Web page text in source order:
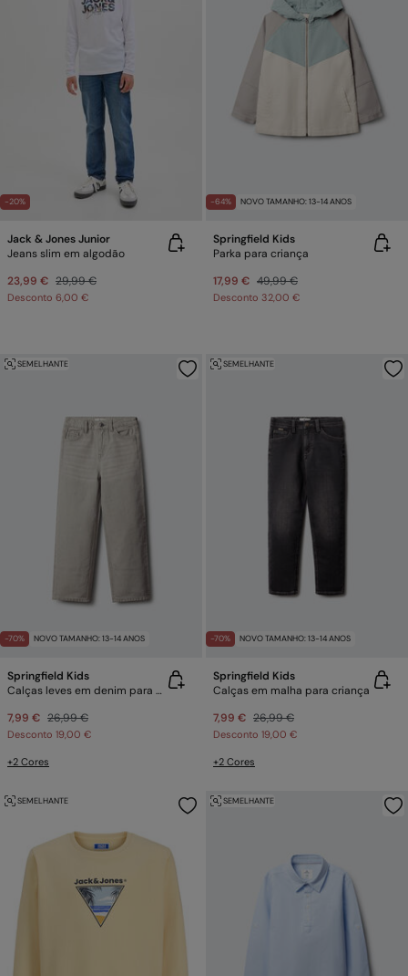
-20%
Jack & Jones Junior
Jeans slim em algodão
23,99 € 29,99 €
Desconto 6,00 €
-64% NOVO TAMANHO: 13-14 ANOS
Springfield Kids
Parka para criança
17,99 € 49,99 €
Desconto 32,00 €
-70% NOVO TAMANHO: 13-14 ANOS
SEMELHANTE
Springfield Kids
Calças leves em denim para criança
7,99 € 26,99 €
Desconto 19,00 €
+2 Cores
-70% NOVO TAMANHO: 13-14 ANOS
SEMELHANTE
Springfield Kids
Calças em malha para criança
7,99 € 26,99 €
Desconto 19,00 €
+2 Cores
SEMELHANTE SEMELHANTE